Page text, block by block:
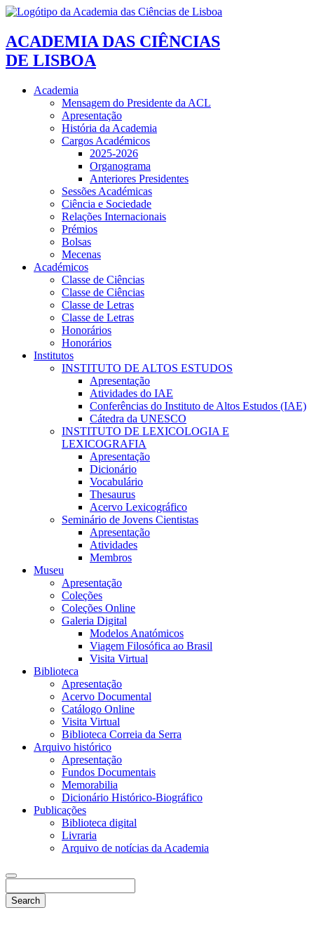
ACADEMIA DAS CIÊNCIAS
DE LISBOA
Academia
Mensagem do Presidente da ACL
Apresentação
História da Academia
Cargos Académicos
2025-2026
Organograma
Anteriores Presidentes
Sessões Académicas
Ciência e Sociedade
Relações Internacionais
Prémios
Bolsas
Mecenas
Académicos
Classe de Ciências
Classe de Ciências
Classe de Letras
Classe de Letras
Honorários
Honorários
Institutos
INSTITUTO DE ALTOS ESTUDOS
Apresentação
Atividades do IAE
Conferências do Instituto de Altos Estudos (IAE)
Cátedra da UNESCO
INSTITUTO DE LEXICOLOGIA E
LEXICOGRAFIA
Apresentação
Dicionário
Vocabulário
Thesaurus
Acervo Lexicográfico
Seminário de Jovens Cientistas
Apresentação
Atividades
Membros
Museu
Apresentação
Coleções
Coleções Online
Galeria Digital
Modelos Anatómicos
Viagem Filosófica ao Brasil
Visita Virtual
Biblioteca
Apresentação
Acervo Documental
Catálogo Online
Visita Virtual
Biblioteca Correia da Serra
Arquivo histórico
Apresentação
Fundos Documentais
Memorabilia
Dicionário Histórico-Biográfico
Publicações
Biblioteca digital
Livraria
Arquivo de notícias da Academia